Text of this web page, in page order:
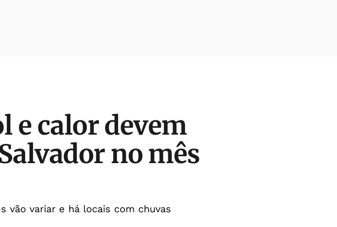
e calor devem
no mês
vão variar e há locais com chuvas